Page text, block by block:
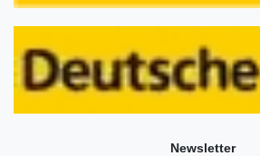
Newsletter